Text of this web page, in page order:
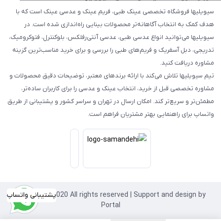
سیویلیها فروشگاه تخصصی عینک طبی، فریم عینک و عدسی عینک است که با
هدف کمک به انتخاب آگاهانه‌تر محصولات بینایی راه‌اندازی شده است. در
سیویلیها می‌توانید انواع عدسی طبی، عدسی آنتی‌رفلکس، بلوکنترل، فتوکرومیک،
تدریجی، دبل آسفریک و فریم‌های طبی را بررسی و برای خرید مناسب‌ترین گزینه
مشاوره دریافت کنید.
تیم سیویلیها تلاش می‌کند با ارائه برندهای معتبر، توضیحات دقیق محصولات و
مشاوره تخصصی قبل از خرید، انتخاب عینک و عدسی را برای کاربران ساده‌تر،
مطمئن‌تر و سریع‌تر کند. امکان ارسال در تهران و سراسر کشور و پشتیبانی از طریق
واتساپ برای راهنمایی بهتر مشتریان فراهم است.
پشتیبانی واتساپ
Copyright©2020 All rights reserved | Support and design by
Portal